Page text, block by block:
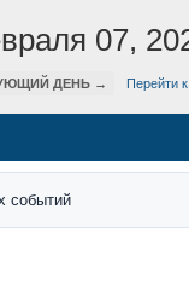
07,
ДЕНЬ → Перейти к
событий